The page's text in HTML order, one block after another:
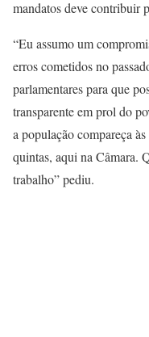
mandatos deve contribuir
“Eu assumo um
erros cometidos no
parlamentares para que
transparente em prol do
a população compareça às
quintas, aqui na Câmara.
trabalho” pediu.